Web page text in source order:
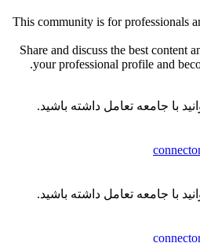
This community is for professionals
Share and discuss the best content
your professional profile and
با جامعه تعامل داشته باشید.
با جامعه تعامل داشته باشید.